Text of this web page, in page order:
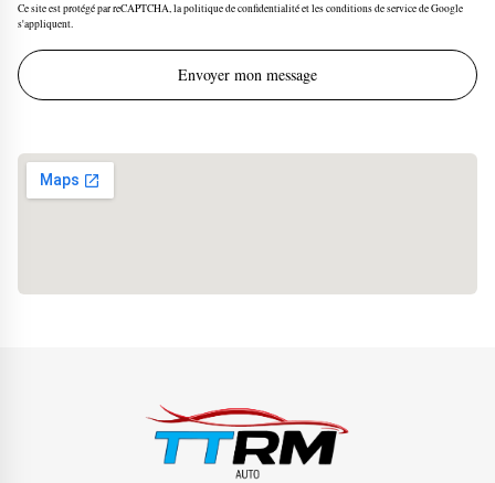
Ce site est protégé par reCAPTCHA, la politique de confidentialité et les conditions de service de Google
s'appliquent.
Envoyer mon message